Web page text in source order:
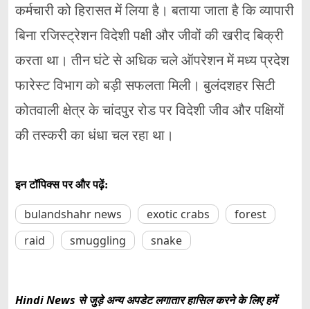
कर्मचारी को हिरासत में लिया है। बताया जाता है कि व्यापारी
बिना रजिस्ट्रेशन विदेशी पक्षी और जीवों की खरीद बिक्री
करता था। तीन घंटे से अधिक चले ऑपरेशन में मध्य प्रदेश
फारेस्ट विभाग को बड़ी सफलता मिली। बुलंदशहर सिटी
कोतवाली क्षेत्र के चांदपुर रोड पर विदेशी जीव और पक्षियों
की तस्करी का धंधा चल रहा था।
इन टॉपिक्स पर और पढ़ें:
bulandshahr news exotic crabs
forest
raid
smuggling snake
Hindi News से जुड़े अन्य अपडेट लगातार हासिल करने के लिए हमें